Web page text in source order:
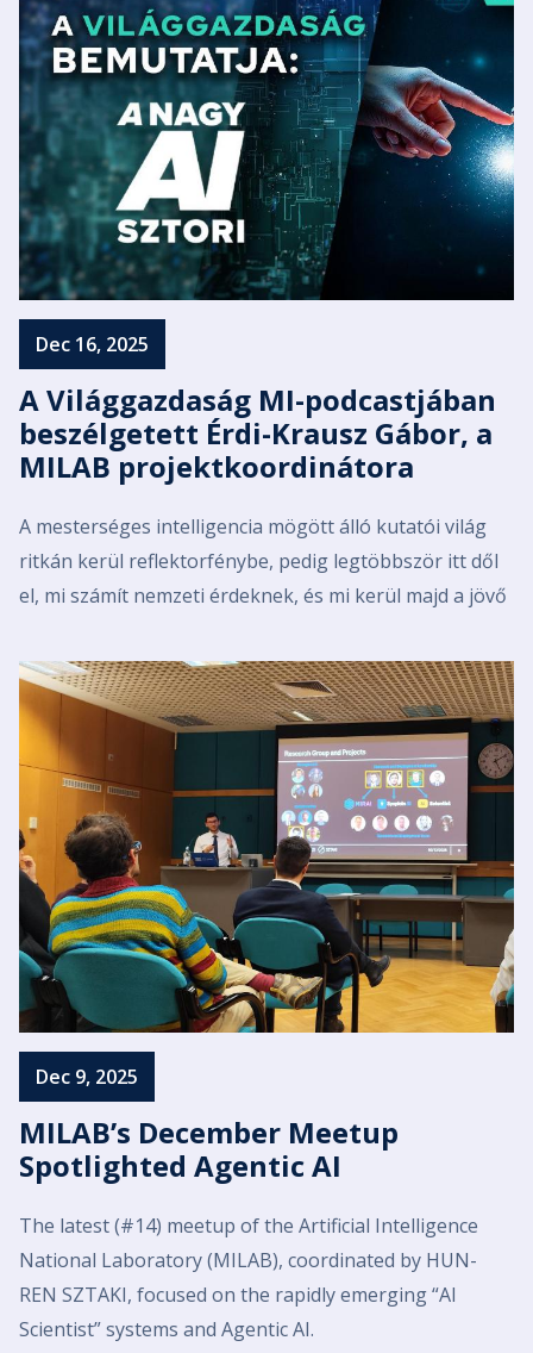
Dec 16, 2025
A Világgazdaság MI-podcastjában
beszélgetett Érdi-Krausz Gábor, a
MILAB projektkoordinátora
A mesterséges intelligencia mögött álló kutatói világ
ritkán kerül reflektorfénybe, pedig legtöbbször itt dől
el, mi számít nemzeti érdeknek, és mi kerül majd a jövő
Dec 9, 2025
MILAB’s December Meetup
Spotlighted Agentic AI
The latest (#14) meetup of the Artificial Intelligence
National Laboratory (MILAB), coordinated by HUN-
REN SZTAKI, focused on the rapidly emerging “AI
Scientist” systems and Agentic AI.